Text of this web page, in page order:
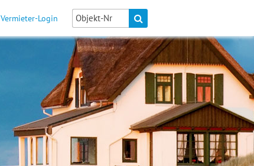
Vermieter-Login